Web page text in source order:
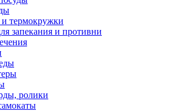
термокружки
запекания и противни
ролики